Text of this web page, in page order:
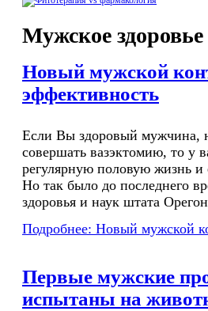
Мужское здоровье
Новый мужской
эффективность
Если Вы здоровый мужчина,
совершать вазэктомию, то у
регулярную половую жизнь и
Но так было до последнего
здоровья и наук штата
Подробнее: Новый мужской
Первые мужские
испытаны на